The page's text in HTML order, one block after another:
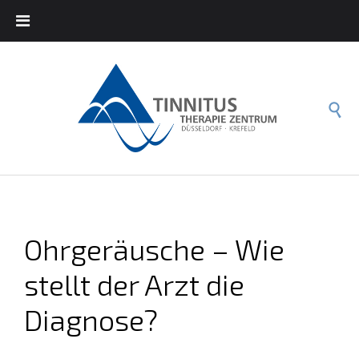

Ohrgeräusche – Wie
stellt der Arzt die
Diagnose?